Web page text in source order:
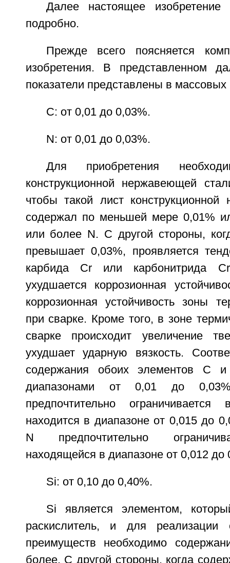
Далее настоящее изобретение
подробно.
Прежде всего поясняется
изобретения. В представленном
показатели представлены в
С: от 0,01 до 0,03%.
N: от 0,01 до 0,03%.
Для приобретения
конструкционной нержавеющей
чтобы такой лист
содержал по меньшей мере 0,01%
или более N. С другой стороны,
превышает 0,03%, проявляется
карбида Cr или карбонитрида
ухудшается коррозионная
коррозионная устойчивость зоны
при сварке. Кроме того, в зоне
сварке происходит увеличение
ухудшает ударную вязкость.
содержания обоих элементов С и
диапазонами от 0,01 до
предпочтительно ограничивается
находится в диапазоне от 0,015 до
N предпочтительно
находящейся в диапазоне от 0,012 до
Si: от 0,10 до 0,40%.
Si является элементом,
раскислитель, и для реализации
преимуществ необходимо
более. С другой стороны, когда